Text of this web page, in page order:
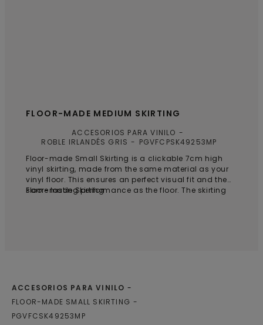
FLOOR-MADE MEDIUM SKIRTING
ACCESORIOS PARA VINILO
ROBLE IRLANDÉS GRIS
PGVFCPSK49253MP
Floor-made Small Skirting is a clickable 7cm high
vinyl skirting, made from the same material as your
vinyl floor. This ensures an perfect visual fit and the
same lasting performance as the floor. The skirting
Floor-made Skirting
ACCESORIOS PARA VINILO
FLOOR-MADE SMALL SKIRTING
PGVFCSK49253MP